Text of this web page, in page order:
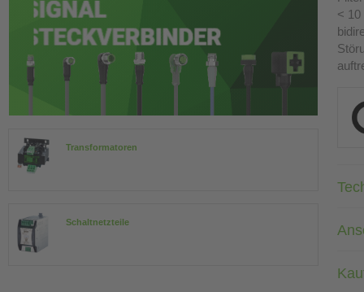
Transformatoren
Schaltnetzteile
<